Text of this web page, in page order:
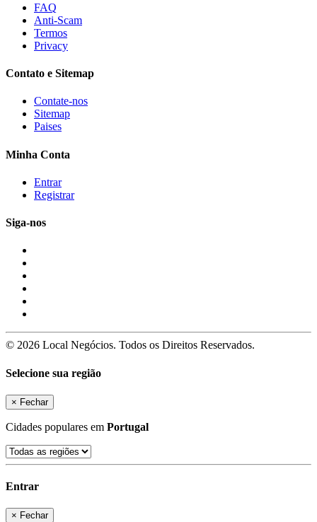
FAQ
Anti-Scam
Termos
Privacy
Contato e Sitemap
Contate-nos
Sitemap
Paises
Minha Conta
Entrar
Registrar
Siga-nos
© 2026 Local Negócios. Todos os Direitos Reservados.
Selecione sua região
× Fechar
Cidades populares em Portugal
Entrar
× Fechar